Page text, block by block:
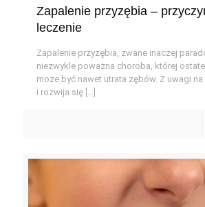
Zapalenie przyzębia –
leczenie
Zapalenie przyzębia, zwane inaczej
niezwykle poważna choroba, której
może być nawet utrata zębów. Z uwagi
i rozwija się